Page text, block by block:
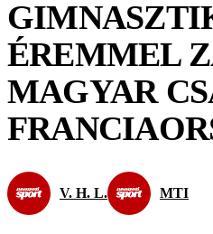
ÉREMMEL
MAGYAR
V. H. L. MTI